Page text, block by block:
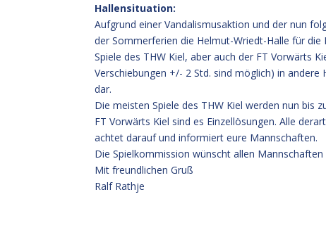
Hallensituation:
Aufgrund einer Vandalismusaktion und der nun
der Sommerferien die Helmut-Wriedt-Halle für
Spiele des THW Kiel, aber auch der FT Vorwärts
Verschiebungen +/- 2 Std. sind möglich) in
dar.
Die meisten Spiele des THW Kiel werden nun bis
FT Vorwärts Kiel sind es Einzellösungen. Alle
achtet darauf und informiert eure Mannschaften.
Die Spielkommission wünscht allen
Mit freundlichen Gruß
Ralf Rathje